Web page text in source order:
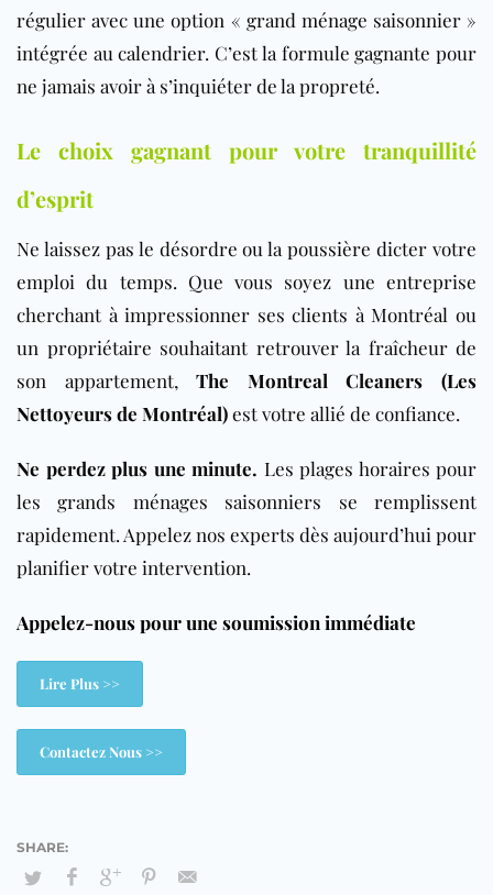
régulier avec une option « grand ménage saisonnier »
intégrée au calendrier. C’est la formule gagnante pour
ne jamais avoir à s’inquiéter de la propreté.
Le choix gagnant pour votre tranquillité
d’esprit
Ne laissez pas le désordre ou la poussière dicter votre
emploi du temps. Que vous soyez une entreprise
cherchant à impressionner ses clients à Montréal ou
un propriétaire souhaitant retrouver la fraîcheur de
son appartement,The Montreal Cleaners (Les
Nettoyeurs de Montréal)est votre allié de confiance.
Ne perdez plus une minute. Les plages horaires pour
les grands ménages saisonniers se remplissent
rapidement. Appelez nos experts dès aujourd’hui pour
planifier votre intervention.
Appelez-nous pour une soumission immédiate
Lire Plus >>
Contactez Nous >>